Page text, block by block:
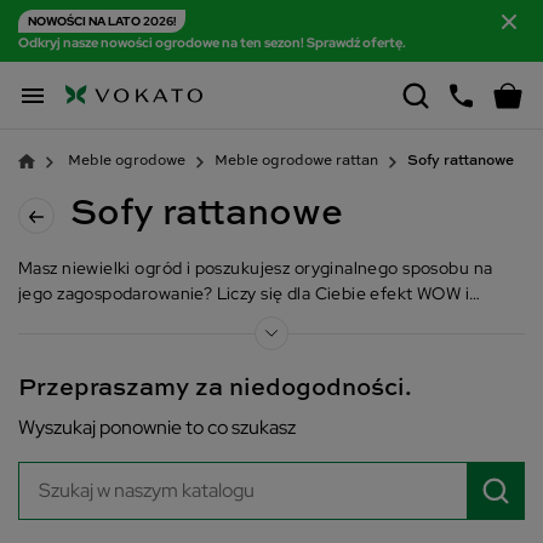
NOWOŚCI NA LATO 2026!
Odkryj nasze nowości ogrodowe na ten sezon! Sprawdź ofertę.

Meble ogrodowe Meble ogrodowe rattan Sofy rattanowe
Sofy rattanowe
Masz niewielki ogród i poszukujesz oryginalnego sposobu na
jego zagospodarowanie? Liczy się dla Ciebie efekt WOW i
rattanowa to strzał w dziesiątkę. W Vokato mamy wygodne i
aranżacji swojej przestrzeni zewnętrznej.
Przepraszamy za niedogodności.
Wyszukaj ponownie to co szukasz